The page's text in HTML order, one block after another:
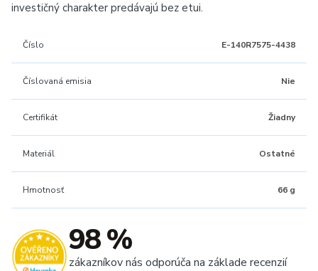
investičný charakter predávajú bez etui.
Číslo E-140R7575-4438
Číslovaná emisia Nie
Certifikát Žiadny
Materiál Ostatné
Hmotnosť 66 g
98 %
zákazníkov nás odporúča na základe recenzií